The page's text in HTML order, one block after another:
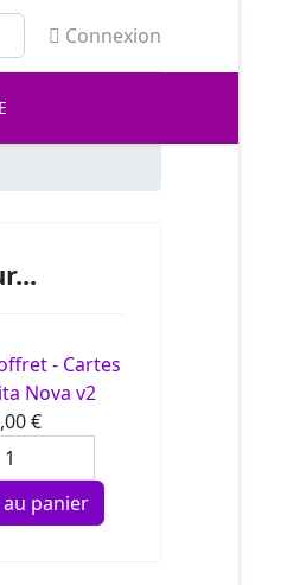
Connexion
Nova v2
€